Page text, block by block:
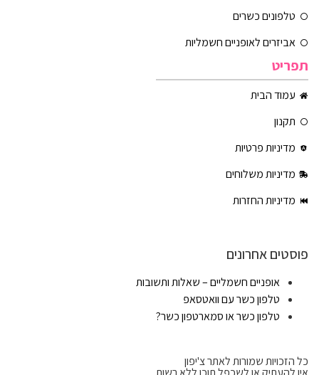
טלפונים כשרים
אביזרים לאופניים חשמליות
תפריט
עמוד הבית
תקנון
מדיניות פרטיות
מדיניות משלוחים
מדיניות החזרות
פוסטים אחרונים
אופניים חשמליים – שאלות ותשובות
טלפון כשר עם וואטסאפ
טלפון כשר או סמארטפון כשר?
כל הזכויות שמורות לאתר צ'יפון